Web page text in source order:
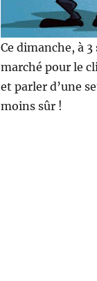
Ce dimanche, à
marché pour le
et parler d’une
moins sûr !